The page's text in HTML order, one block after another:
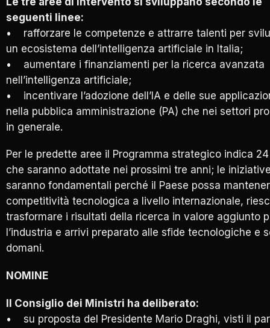
seguenti linee:
• rafforzare le competenze e attrarre talenti per
un ecosistema dell’intelligenza artificiale in Italia;
• aumentare i finanziamenti per la ricerca avanzata
nell’intelligenza artificiale;
• incentivare l’adozione dell’IA e delle sue
nella pubblica amministrazione (PA) che nei settori
in generale.
Per le predette aree il Programma strategico indica
che saranno adottate nei prossimi tre anni; le
saranno fondamentali perché il Paese possa
competitività tecnologica a livello internazionale,
trasformare i risultati della ricerca in valore aggiunto
l’industria e arrivi preparato alle sfide tecnologiche e
domani.
NOMINE
Il Consiglio dei Ministri ha deliberato:
• su proposta del Presidente Mario Draghi, visti il